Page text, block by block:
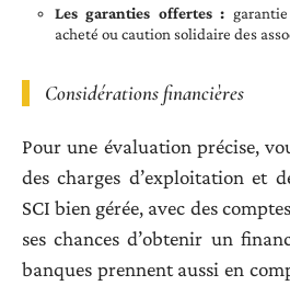
Les garanties offertes :
acheté ou caution solidaire des
Considérations financières
Pour une évaluation précise,
des charges d’exploitation et
SCI bien gérée, avec des
ses chances d’obtenir un
banques prennent aussi en